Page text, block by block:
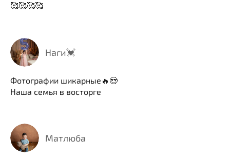
🥰🥰🥰🥰
Наги💓
Фотографии шикарные🔥😍
Наша семья в восторге
Матлюба